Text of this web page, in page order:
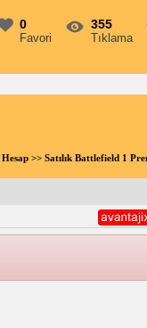
0
Favori
355
Tıklama
Hesap>> Satılık Battlefield 1